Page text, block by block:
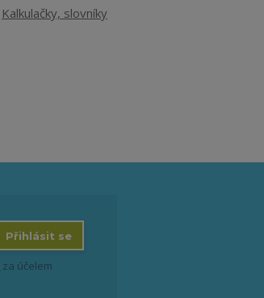
Kalkulačky, slovníky
Přihlásit se
za účelem